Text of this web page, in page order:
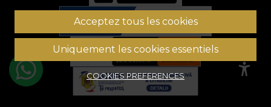
Acceptez tous les cookies
Uniquement les cookies essentiels
COOKIES PREFERENCES